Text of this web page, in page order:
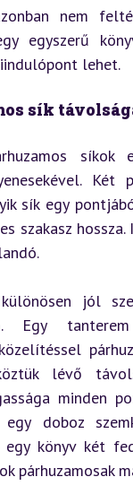
nem
egyszerű
lehet.
sík
síkok
Két
sík egy
szakasz hossza.
jól
Egy
lévő
minden
doboz
egy könyv két
párhuzamosak